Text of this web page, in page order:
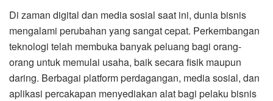
Di zaman digital dan media sosial saat ini, dunia bisnis
mengalami perubahan yang sangat cepat. Perkembangan
teknologi telah membuka banyak peluang bagi orang-
orang untuk memulai usaha, baik secara fisik maupun
daring. Berbagai platform perdagangan, media sosial, dan
aplikasi percakapan menyediakan alat bagi pelaku bisnis